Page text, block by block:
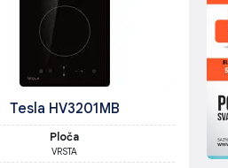
Tesla HV3201MB
Ploča
VRSTA